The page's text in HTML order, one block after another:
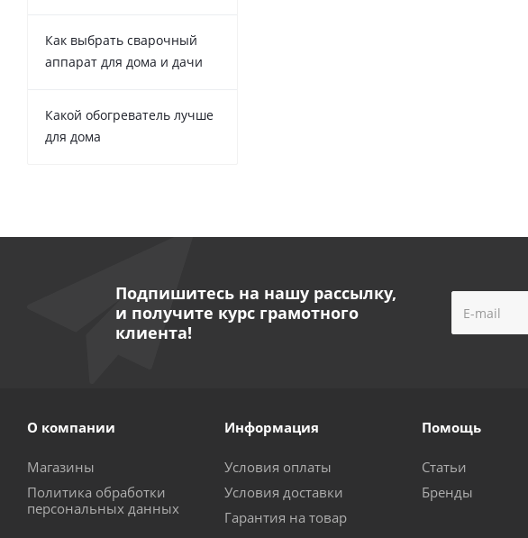
Как выбрать сварочный
аппарат для дома и дачи
Какой обогреватель лучше
для дома
Подпишитесь на нашу рассылку,
и получите курс грамотного
клиента!
О компании
Магазины
Политика обработки
персональных данных
Информация
Условия оплаты
Условия доставки
Гарантия на товар
Помощь
Статьи
Бренды